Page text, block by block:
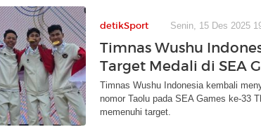
detikSport Senin, 15 Des 2025
Timnas Wushu
Target Medali di SEA
Timnas Wushu Indonesia kembali
nomor Taolu pada SEA Games ke-33
memenuhi target.